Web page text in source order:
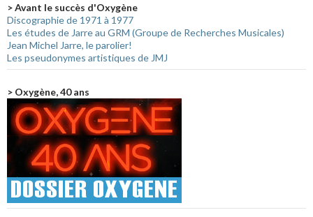
> Avant le succès d'Oxygène
Discographie de 1971 à 1977
Les études de Jarre au GRM (Groupe de Recherches Musicales)
Jean Michel Jarre, le parolier!
Les pseudonymes artistiques de JMJ
> Oxygène, 40 ans